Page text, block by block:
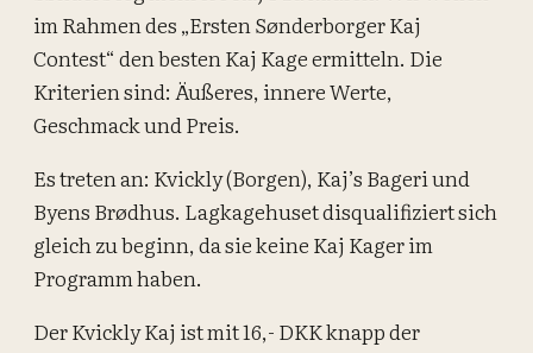
im Rahmen des „Ersten Sønderborger Kaj
Contest“ den besten Kaj Kage ermitteln. Die
Kriterien sind: Äußeres, innere Werte,
Geschmack und Preis.
Es treten an: Kvickly (Borgen), Kaj’s Bageri und
Byens Brødhus. Lagkagehuset disqualifiziert sich
gleich zu beginn, da sie keine Kaj Kager im
Programm haben.
Der Kvickly Kaj ist mit 16,- DKK knapp der